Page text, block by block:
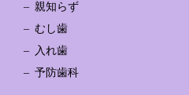
親知らず
むし歯
入れ歯
予防歯科